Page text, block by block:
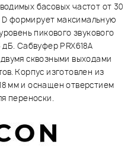
басовых частот от 30
D формирует максимальную
пикового звукового
Сабвуфер PRX618A
сквозными выходами
Корпус изготовлен из
мм и оснащен отверстием
переноски.